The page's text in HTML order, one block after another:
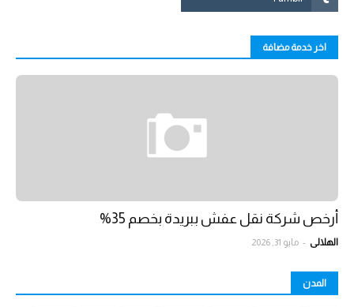
اخر خدمة مضافة
أرخص شركة نقل عفش ببريدة بخصم 35%
الهلالي - مايو 31, 2026
المدن